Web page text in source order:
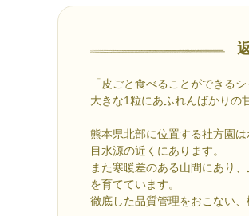
「皮ごと食べることができる
大きな1粒にあふれんばかりの
熊本県北部に位置する社方園
目水源の近くにあります。
また寒暖差のある山間にあり
を育てています。
徹底した品質管理をおこない、